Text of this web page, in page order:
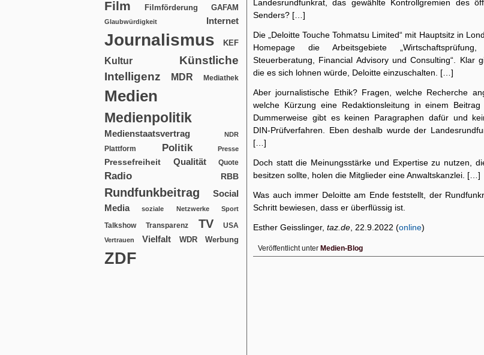
Film Filmförderung GAFAM
Glaubwürdigkeit Internet
Journalismus KEF
Kultur
Künstliche
Intelligenz
MDR Mediathek
Medien
Medienpolitik
Medienstaatsvertrag NDR
Plattform Politik Presse
Pressefreiheit Qualität Quote
Radio RBB
Rundfunkbeitrag
Social
Media
soziale Netzwerke Sport
Talkshow Transparenz TV USA
Vertrauen Vielfalt WDR Werbung
ZDF
Landesrundfunkrat, das gewählte Kontrollgremien des
Senders? […]
Die „Deloitte Touche Tohmatsu Limited“ mit Hauptsitz in
Homepage die Arbeitsgebiete
Steuerberatung, Financial Advisory und Consulting“. Klar
die es sich lohnen würde, Deloitte einzuschalten. […]
Aber journalistische Ethik? Fragen, welche Recherche
welche Kürzung eine Redaktionsleitung in einem
Dummerweise gibt es keinen Paragraphen dafür und
DIN-Prüfverfahren. Eben deshalb wurde der
[…]
Doch statt die Meinungsstärke und Expertise zu nutzen,
besitzen sollte, holen die Mitglieder eine Anwaltskanzlei. […]
Was auch immer Deloitte am Ende feststellt, der
Schritt bewiesen, dass er überflüssig ist.
Esther Geisslinger, taz.de , 22.9.2022 (online)
Veröffentlicht unter Medien-Blog